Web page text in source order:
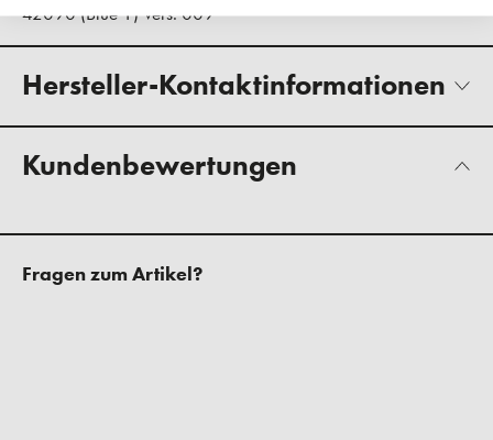
42090 (Blue 1) Vers. 009
Hersteller-Kontaktinformationen
Kundenbewertungen
Fragen zum Artikel?